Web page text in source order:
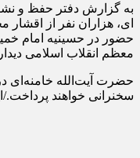
به گزارش دفتر حفظ و
حضور در حسینیه امام
معظم انقلاب اسلامی
حضرت آیت‌الله خامنه‌ای در
سخنرانی خواهند پرداخت./